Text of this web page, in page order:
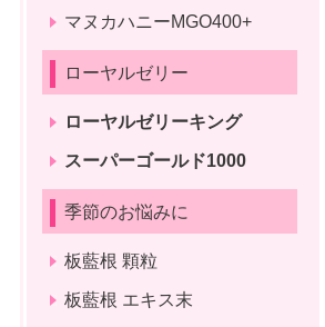
マヌカハニーMGO400+
ローヤルゼリー
ローヤルゼリーキング
スーパーゴールド1000
季節のお悩みに
板藍根 顆粒
板藍根 エキス末